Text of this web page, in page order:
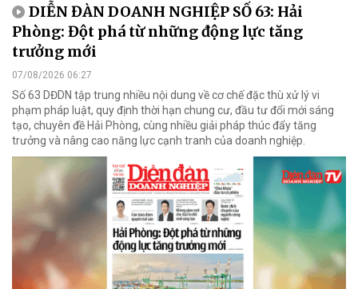
DIỄN ĐÀN DOANH NGHIỆP SỐ 63: Hải
Phòng: Đột phá từ những động lực tăng
trưởng mới
07/08/2026 06:27
Số 63 DĐDN tập trung nhiều nội dung về cơ chế đặc thù xử lý vi
phạm pháp luật, quy định thời hạn chung cư, đầu tư đổi mới sáng
tạo, chuyên đề Hải Phòng, cùng nhiều giải pháp thúc đẩy tăng
trưởng và nâng cao năng lực cạnh tranh của doanh nghiệp.